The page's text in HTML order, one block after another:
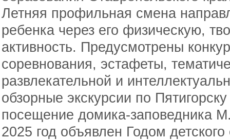
Летняя профильная смена
ребенка через его физическую,
активность. Предусмотрены
соревнования, эстафеты,
развлекательной и
обзорные экскурсии по
посещение домика-заповедника
2025 год объявлен Годом